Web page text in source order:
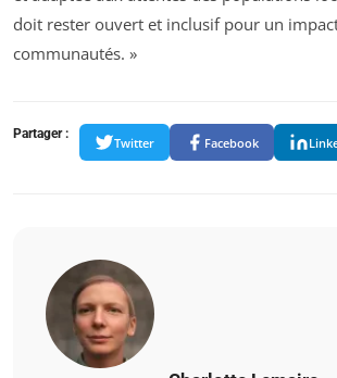
doit rester ouvert et inclusif pour un
communautés. »
Partager :
Twitter Facebook